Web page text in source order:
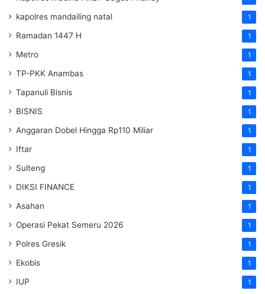
kapolres mandailing natal 1
Ramadan 1447 H 1
Metro 1
TP-PKK Anambas 1
Tapanuli Bisnis 1
BISNIS 1
Anggaran Dobel Hingga Rp110 Miliar 1
Iftar 1
Sulteng 1
DIKSI FINANCE 1
Asahan 1
Operasi Pekat Semeru 2026 1
Polres Gresik 1
Ekobis 1
IUP 1